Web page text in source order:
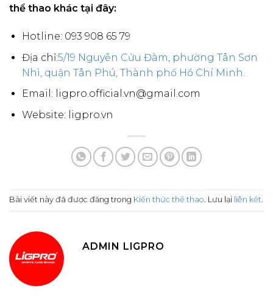
thể thao khác tại đây:
Hotline: 093 908 65 79
Địa chỉ:5/19 Nguyễn Cửu Đàm, phường Tân Sơn
Nhì, quận Tân Phú, Thành phố Hồ Chí Minh.
Email: ligpro.official.vn@gmail.com
Website: ligpro.vn
Bài viết này đã được đăng trong Kiến thức thể thao. Lưu lại liên kết.
ADMIN LIGPRO